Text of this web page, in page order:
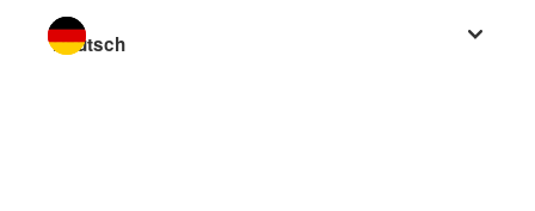
Sprache wechseln zu